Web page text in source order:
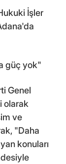
İşler
güç yok"
Genel
olarak
ve
"Daha
konuları